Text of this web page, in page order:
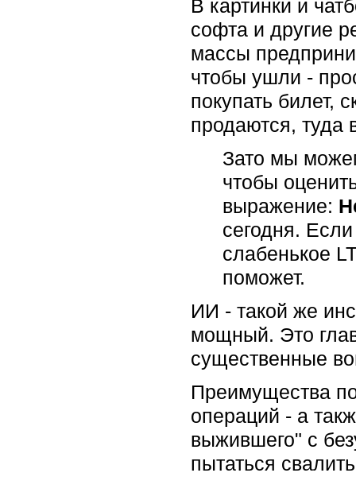
В картинки и
софта и другие
массы
чтобы ушли -
покупать билет,
продаются, туда
Зато мы
чтобы
выражение:
сегодня.
слабенькое
поможет.
ИИ - такой же
мощный. Это
существенные
Преимущества
операций - а
выжившего" с
пытаться